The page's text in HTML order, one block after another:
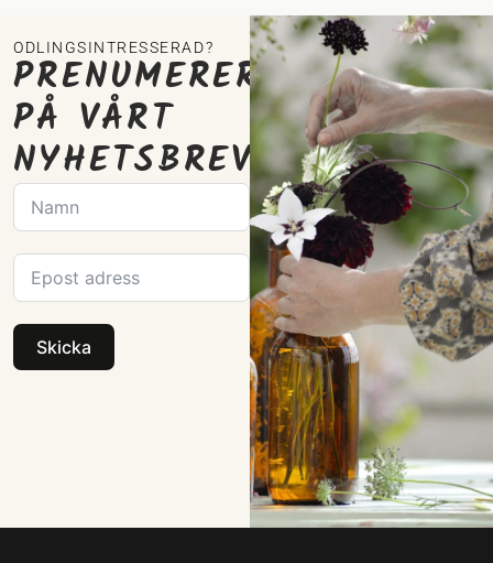
ODLINGSINTRESSERAD?
PRENUMERERA
PÅ VÅRT
NYHETSBREV
Skicka